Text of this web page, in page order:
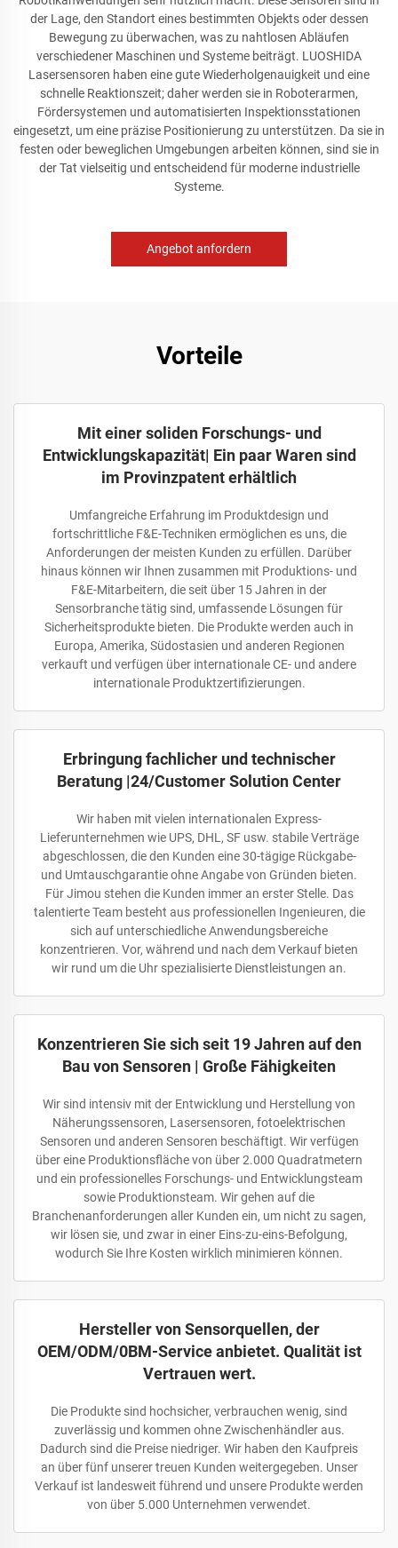
der Lage, den Standort eines bestimmten Objekts oder dessen
Bewegung zu überwachen, was zu nahtlosen Abläufen
verschiedener Maschinen und Systeme beiträgt. LUOSHIDA
Lasersensoren haben eine gute Wiederholgenauigkeit und eine
schnelle Reaktionszeit; daher werden sie in Roboterarmen,
Fördersystemen und automatisierten Inspektionsstationen
eingesetzt, um eine präzise Positionierung zu unterstützen. Da sie in
festen oder beweglichen Umgebungen arbeiten können, sind sie in
der Tat vielseitig und entscheidend für moderne industrielle
Systeme.
Angebot anfordern
Vorteile
Mit einer soliden Forschungs- und
Entwicklungskapazität| Ein paar Waren sind
im Provinzpatent erhältlich
Umfangreiche Erfahrung im Produktdesign und
fortschrittliche F&E-Techniken ermöglichen es uns, die
Anforderungen der meisten Kunden zu erfüllen. Darüber
hinaus können wir Ihnen zusammen mit Produktions- und
F&E-Mitarbeitern, die seit über 15 Jahren in der
Sensorbranche tätig sind, umfassende Lösungen für
Sicherheitsprodukte bieten. Die Produkte werden auch in
Europa, Amerika, Südostasien und anderen Regionen
verkauft und verfügen über internationale CE- und andere
internationale Produktzertifizierungen.
Erbringung fachlicher und technischer
Beratung |24/Customer Solution Center
Wir haben mit vielen internationalen Express-
Lieferunternehmen wie UPS, DHL, SF usw. stabile Verträge
abgeschlossen, die den Kunden eine 30-tägige Rückgabe-
und Umtauschgarantie ohne Angabe von Gründen bieten.
Für Jimou stehen die Kunden immer an erster Stelle. Das
talentierte Team besteht aus professionellen Ingenieuren, die
sich auf unterschiedliche Anwendungsbereiche
konzentrieren. Vor, während und nach dem Verkauf bieten
wir rund um die Uhr spezialisierte Dienstleistungen an.
Konzentrieren Sie sich seit 19 Jahren auf den
Bau von Sensoren | Große Fähigkeiten
Wir sind intensiv mit der Entwicklung und Herstellung von
Näherungssensoren, Lasersensoren, fotoelektrischen
Sensoren und anderen Sensoren beschäftigt. Wir verfügen
über eine Produktionsfläche von über 2.000 Quadratmetern
und ein professionelles Forschungs- und Entwicklungsteam
sowie Produktionsteam. Wir gehen auf die
Branchenanforderungen aller Kunden ein, um nicht zu sagen,
wir lösen sie, und zwar in einer Eins-zu-eins-Befolgung,
wodurch Sie Ihre Kosten wirklich minimieren können.
Hersteller von Sensorquellen, der
OEM/ODM/0BM-Service anbietet. Qualität ist
Vertrauen wert.
Die Produkte sind hochsicher, verbrauchen wenig, sind
zuverlässig und kommen ohne Zwischenhändler aus.
Dadurch sind die Preise niedriger. Wir haben den Kaufpreis
an über fünf unserer treuen Kunden weitergegeben. Unser
Verkauf ist landesweit führend und unsere Produkte werden
von über 5.000 Unternehmen verwendet.